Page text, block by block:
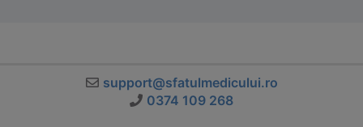
support@sfatulmedicului.ro
0374 109 268